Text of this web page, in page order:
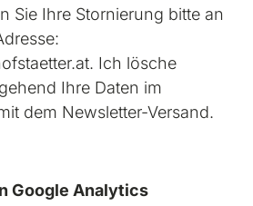
Sie Ihre Stornierung bitte an
Ich lösche
Ihre Daten im
dem Newsletter-Versand.
Google Analytics